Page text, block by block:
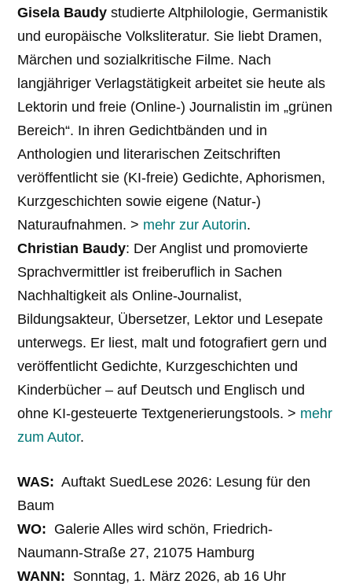
Gisela Baudystudierte Altphilologie, Germanistik
und europäische Volksliteratur. Sie liebt Dramen,
Märchen und sozialkritische Filme. Nach
langjähriger Verlagstätigkeit arbeitet sie heute als
Lektorin und freie (Online-) Journalistin im „grünen
Bereich“. In ihren Gedichtbänden und in
Anthologien und literarischen Zeitschriften
veröffentlicht sie (KI-freie) Gedichte, Aphorismen,
Kurzgeschichten sowie eigene (Natur-)
Naturaufnahmen. > mehr zur Autorin.
Christian Baudy: Der Anglist und promovierte
Sprachvermittler ist freiberuflich in Sachen
Nachhaltigkeit als Online-Journalist,
Bildungsakteur, Übersetzer, Lektor und Lesepate
unterwegs. Er liest, malt und fotografiert gern und
veröffentlicht Gedichte, Kurzgeschichten und
Kinderbücher – auf Deutsch und Englisch und
ohne KI-gesteuerte Textgenerierungstools. > mehr
zum Autor.
WAS: Auftakt SuedLese 2026: Lesung für den
Baum
WO: Galerie Alles wird schön, Friedrich-
Naumann-Straße 27, 21075 Hamburg
WANN: Sonntag, 1. März 2026, ab 16 Uhr